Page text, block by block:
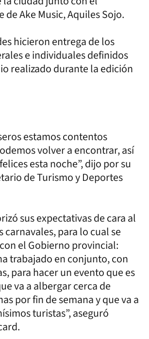
Ake Music, Aquiles Sojo.
hicieron entrega de los
e individuales definidos
realizado durante la edición
estamos contentos
volver a encontrar, así
esta noche”, dijo por su
de Turismo y Deportes
sus expectativas de cara al
carnavales, para lo cual se
el Gobierno provincial:
trabajado en conjunto, con
para hacer un evento que es
va a albergar cerca de
por fin de semana y que va a
turistas”, aseguró